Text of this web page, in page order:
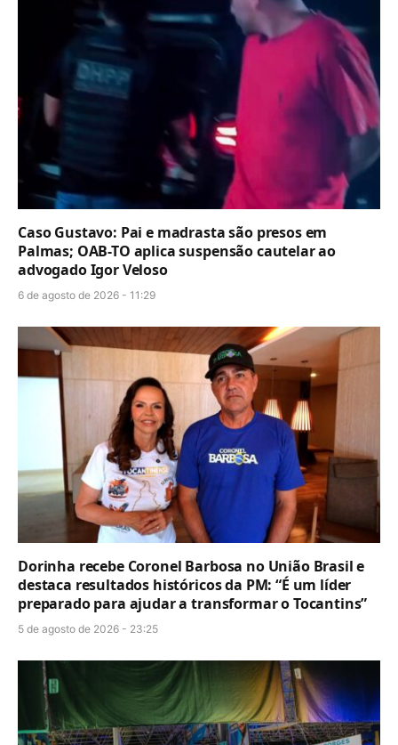
Caso Gustavo: Pai e madrasta são presos em
Palmas; OAB-TO aplica suspensão cautelar ao
advogado Igor Veloso
6 de agosto de 2026 - 11:29
Dorinha recebe Coronel Barbosa no União Brasil e
destaca resultados históricos da PM: “É um líder
preparado para ajudar a transformar o Tocantins”
5 de agosto de 2026 - 23:25